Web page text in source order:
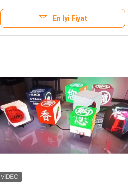
Parlaklık Dijital İşaret Çözümleri
En Iyi Fiyat